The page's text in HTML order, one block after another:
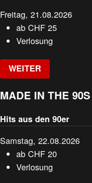
Freitag, 21.08.2026
abCHF 25
Verlosung
WEITER
MADE IN THE 90S
Hits aus den 90er
Samstag, 22.08.2026
abCHF 20
Verlosung